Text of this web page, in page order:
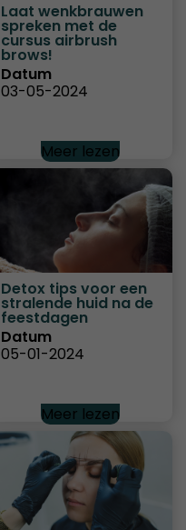
Laat wenkbrauwen
spreken met de
cursus airbrush
brows!
Datum
03-05-2024
Meer lezen
Detox tips voor een
stralende huid na de
feestdagen
Datum
05-01-2024
Meer lezen